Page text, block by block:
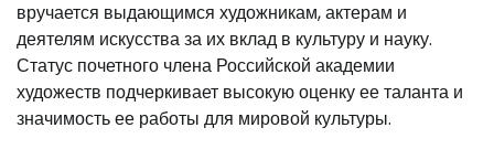
вручается выдающимся художникам, актерам и
деятелям искусства за их вклад в культуру и науку.
Статус почетного члена Российской академии
художеств подчеркивает высокую оценку ее таланта и
значимость ее работы для мировой культуры.